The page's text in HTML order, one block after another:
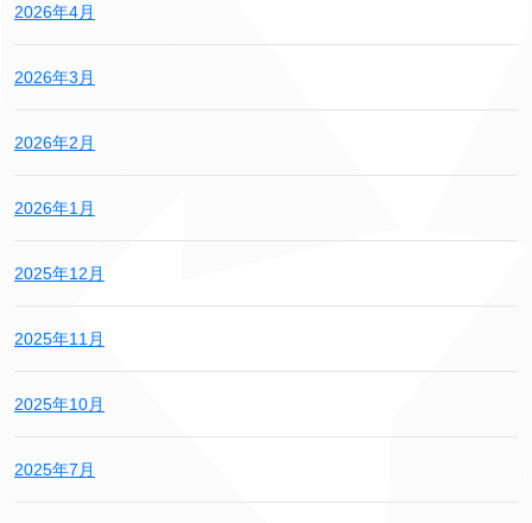
2026年4月
2026年3月
2026年2月
2026年1月
2025年12月
2025年11月
2025年10月
2025年7月